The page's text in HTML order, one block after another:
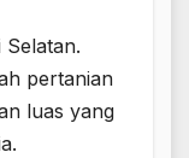
pertanian
luas yang